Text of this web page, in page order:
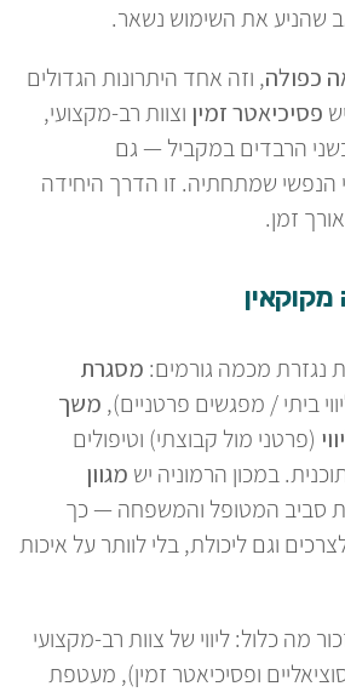
שהניע את השימוש נשאר.
כפולה, וזה אחד היתרונות הגדולים
פסיכיאטר זמין וצוות רב-מקצועי,
הרבדים במקביל — גם
הנפשי שמתחתיה. זו הדרך היחידה
זמן.
נגזרת מכמה גורמים: מסגרת
ביתי / מפגשים פרטניים), משך
(פרטני מול קבוצתי) וטיפולים
במכון הרמוניה יש מגוון
סביב המטופל והמשפחה — כך
וגם ליכולת, בלי לוותר על איכות
מה כלול: ליווי של צוות רב-מקצועי
ופסיכיאטר זמין), מעטפת